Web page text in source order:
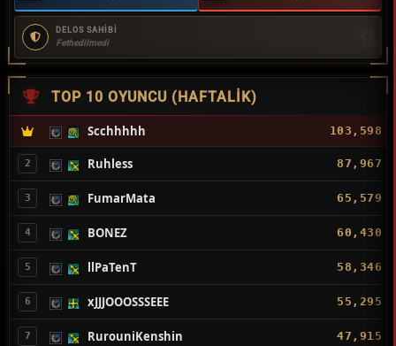
DELOS SAHİBİ
Fethedilmedi
TOP 10 OYUNCU (HAFTALIK)
Scchhhhh 103,598
2 Ruhless 87,967
3 FumarMata 65,579
4 BONEZ 60,430
5 llPaTenT 58,346
6 xJJJOOOSSSEEE 55,295
7 RurouniKenshin 47,915